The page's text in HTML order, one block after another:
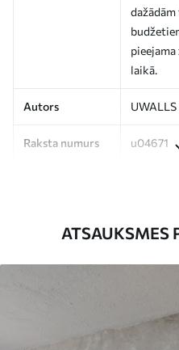
pieejama
laikā.
Autors UWALLS
Raksta numurs u04671
Tapetes
ATSAUKSMES